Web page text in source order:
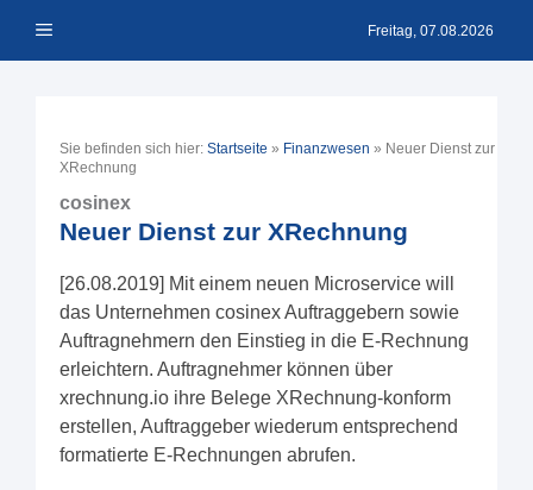
Inhalt Menü Freitag, 07.08.2026
Sie befinden sich hier: Startseite » Finanzwesen » Neuer Dienst zur
XRechnung
cosinex
Neuer Dienst zur XRechnung
[26.08.2019] Mit einem neuen Microservice will
das Unternehmen cosinex Auftraggebern sowie
Auftragnehmern den Einstieg in die E-Rechnung
erleichtern. Auftragnehmer können über
xrechnung.io ihre Belege XRechnung-konform
erstellen, Auftraggeber wiederum entsprechend
formatierte E-Rechnungen abrufen.